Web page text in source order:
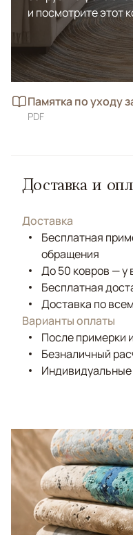
и посмотрите этот
Памятка по уходу
PDF
Доставка и
Доставка
Бесплатная
обращения
До 50 ковров — у
Бесплатная
Доставка по
Варианты оплаты
После примерки
Безналичный
Индивидуальные